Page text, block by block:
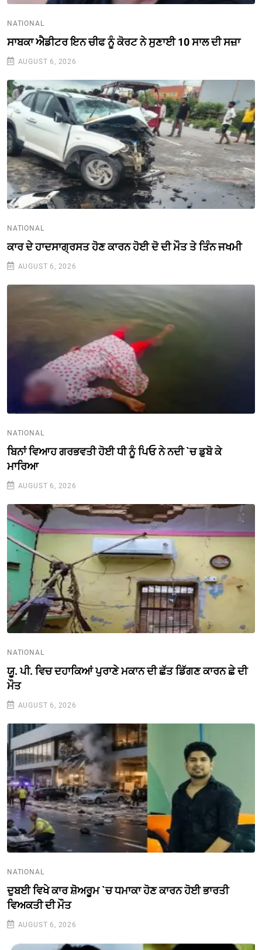
NATIONAL
ਸਾਬਕਾ ਐਡੀਟਰ ਇਨ ਚੀਫ ਨੂੰ ਕੋਰਟ ਨੇ ਸੁਣਾਈ 10 ਸਾਲ ਦੀ ਸਜ਼ਾ
AUGUST 6, 2026
NATIONAL
ਕਾਰ ਦੇ ਹਾਦਸਾਗ੍ਰਸਤ ਹੋਣ ਕਾਰਨ ਹੋਈ ਦੋ ਦੀ ਮੌਤ ਤੇ ਤਿੰਨ ਜਖਮੀ
AUGUST 6, 2026
NATIONAL
ਬਿਨਾਂ ਵਿਆਹ ਗਰਭਵਤੀ ਹੋਈ ਧੀ ਨੂੰ ਪਿਓ ਨੇ ਨਦੀ `ਚ ਡੁਬੋ ਕੇ
ਮਾਰਿਆ
AUGUST 6, 2026
NATIONAL
ਯੂ. ਪੀ. ਵਿਚ ਦਹਾਕਿਆਂ ਪੁਰਾਣੇ ਮਕਾਨ ਦੀ ਛੱਤ ਡਿੱਗਣ ਕਾਰਨ ਛੇ ਦੀ
ਮੌਤ
AUGUST 6, 2026
NATIONAL
ਦੁਬਈ ਵਿਖੇ ਕਾਰ ਸ਼ੋਅਰੂਮ `ਚ ਧਮਾਕਾ ਹੋਣ ਕਾਰਨ ਹੋਈ ਭਾਰਤੀ
ਵਿਅਕਤੀ ਦੀ ਮੌਤ
AUGUST 6, 2026